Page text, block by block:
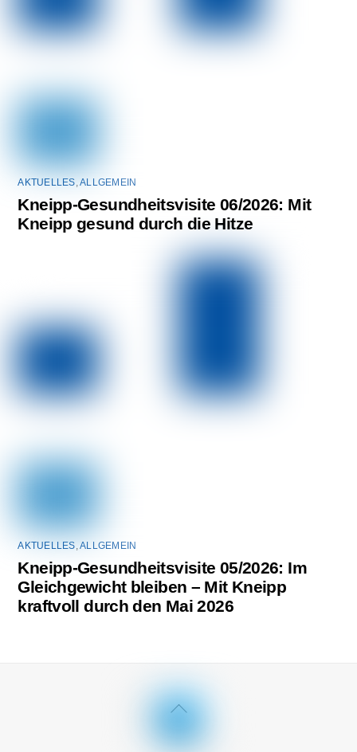
AKTUELLES,ALLGEMEIN
Kneipp-Gesundheitsvisite 06/2026: Mit
Kneipp gesund durch die Hitze
AKTUELLES,ALLGEMEIN
Kneipp-Gesundheitsvisite 05/2026: Im
Gleichgewicht bleiben – Mit Kneipp
kraftvoll durch den Mai 2026
Back
Top